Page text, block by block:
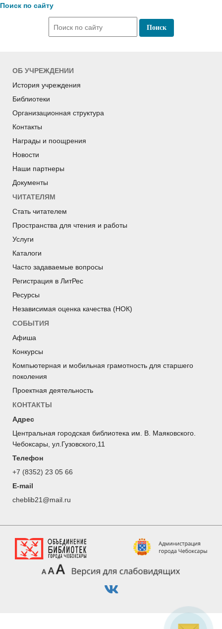
Поиск по сайту
ОБ УЧРЕЖДЕНИИ
История учреждения
Библиотеки
Организационная структура
Контакты
Награды и поощрения
Новости
Наши партнеры
Документы
ЧИТАТЕЛЯМ
Стать читателем
Пространства для чтения и работы
Услуги
Каталоги
Часто задаваемые вопросы
Регистрация в ЛитРес
Ресурсы
Независимая оценка качества (НОК)
СОБЫТИЯ
Афиша
Конкурсы
Компьютерная и мобильная грамотность для старшего
поколения
Проектная деятельность
КОНТАКТЫ
Адрес
Центральная городская библиотека им. В. Маяковского.
Чебоксары, ул.Гузовского,11
Телефон
+7 (8352) 23 05 66
E-mail
cheblib21@mail.ru